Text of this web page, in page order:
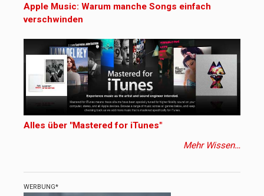
Apple Music: Warum manche Songs einfach
verschwinden
Alles über "Mastered for iTunes"
Mehr Wissen…
WERBUNG*